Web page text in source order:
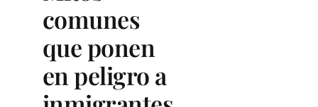
comunes
que ponen
en peligro a